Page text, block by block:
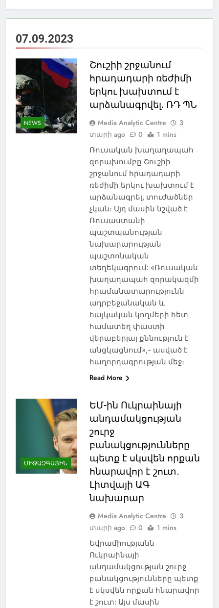
07.09.2023
NEWS
Շուշիի շրջանում
հրադադարի ռեժիմի
երկու խախտում է
արձանագրվել. ՌԴ ՊՆ
Media Analytic Centre
3
տարի ago
0 1 mins
Ռուսական խաղաղապահ
զորախումբը Շուշիի
շրջանում հրադադարի
ռեժիմի երկու խախտում է
արձանագրել, տուժածներ
չկան։ Այդ մասին նշված է
Ռուսաստանի
պաշտպանության
նախարարության
պաշտոնական
տեղեկագրում: «Ռուսական
խաղաղապահ զորակազմի
հրամանատարությունն
ադրբեջանական և
հայկական կողմերի հետ
համատեղ փաստի
վերաբերյալ քննություն է
անցկացնում»,- ասված է
հաղորդագրության մեջ։
Read More
ՄԻՋԱԶԳԱՅԻՆ
ԵՄ-ին Ուկրաինայի
անդամակցության
շուրջ
բանակցությունները
պետք է սկսվեն որքան
հնարավոր է շուտ․
Լիտվայի ԱԳ
նախարար
Media Analytic Centre
3
տարի ago
0 1 mins
Եվրամիությանն
Ուկրաինայի
անդամակցության շուրջ
բանակցությունները պետք
է սկսվեն որքան հնարավոր
է շուտ: Այս մասին